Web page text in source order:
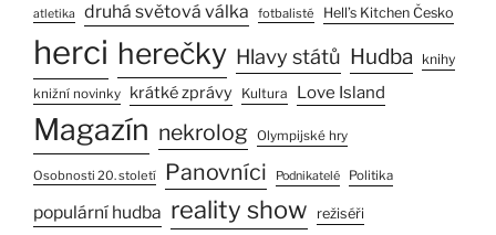
atletika druhá světová válka fotbalisté Hell’s Kitchen Česko
herci herečky Hlavy států Hudba knihy
knižní novinky krátké zprávy Kultura Love Island
Magazín nekrolog Olympijské hry
Osobnosti 20. století Panovníci Podnikatelé Politika
populární hudba reality show režiséři